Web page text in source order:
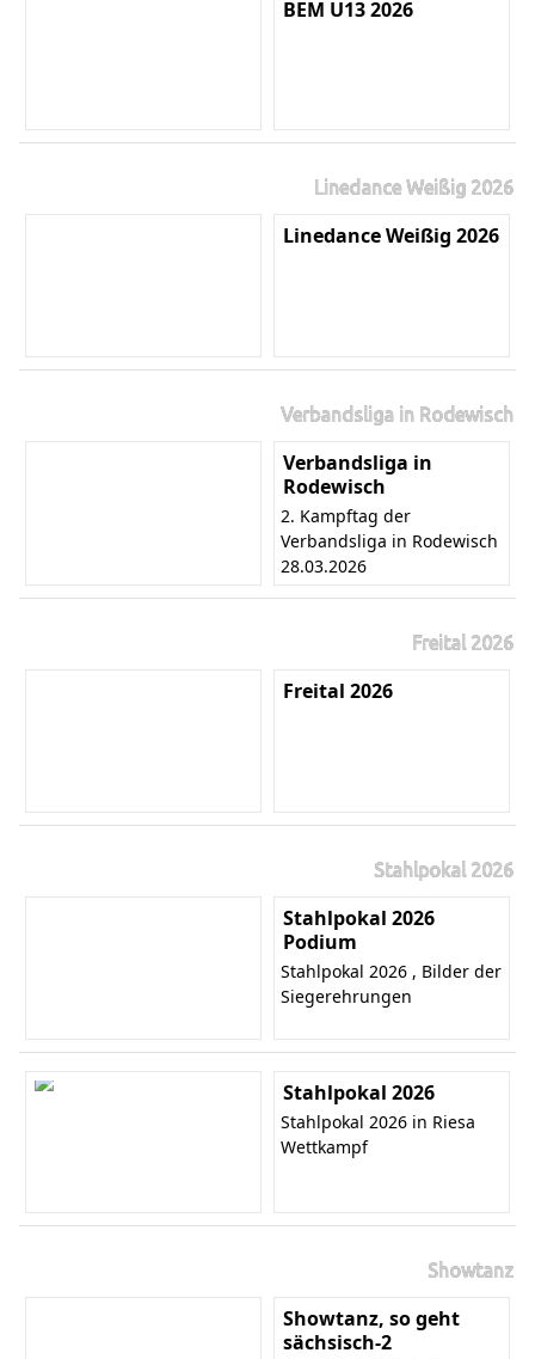
BEM U13 2026
Linedance Weißig 2026
Linedance Weißig 2026
Verbandsliga in Rodewisch
Verbandsliga in
Rodewisch
2. Kampftag der
Verbandsliga in Rodewisch
28.03.2026
Freital 2026
Freital 2026
Stahlpokal 2026
Stahlpokal 2026
Podium
Stahlpokal 2026 , Bilder der
Siegerehrungen
Stahlpokal 2026
Stahlpokal 2026 in Riesa
Wettkampf
Showtanz
Showtanz, so geht
sächsisch-2